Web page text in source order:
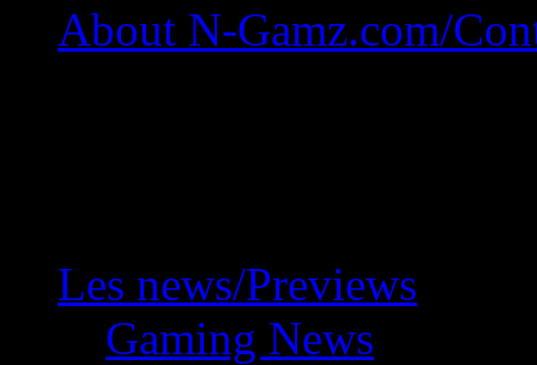
About N-Gamz.com/
Les news/Previews
Gaming News